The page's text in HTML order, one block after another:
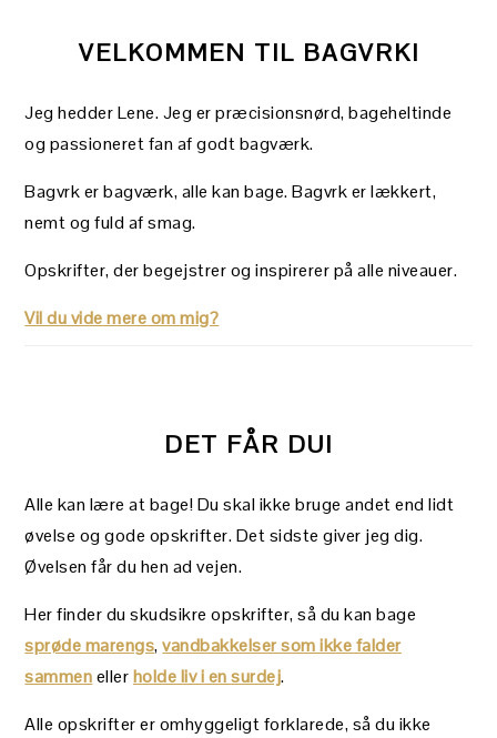
VELKOMMEN TIL BAGVRK!
Jeg hedder Lene. Jeg er præcisionsnørd, bageheltinde
og passioneret fan af godt bagværk.
Bagvrk er bagværk, alle kan bage. Bagvrk er lækkert,
nemt og fuld af smag.
Opskrifter, der begejstrer og inspirerer på alle niveauer.
Vil du vide mere om mig?
DET FÅR DU!
Alle kan lære at bage! Du skal ikke bruge andet end lidt
øvelse og gode opskrifter. Det sidste giver jeg dig.
Øvelsen får du hen ad vejen.
Her finder du skudsikre opskrifter, så du kan bage
sprøde marengs,vandbakkelser som ikke falder
sammenellerholde liv i en surdej.
Alle opskrifter er omhyggeligt forklarede, så du ikke